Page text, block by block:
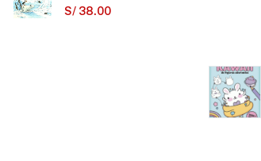
S/ 38.00
S/